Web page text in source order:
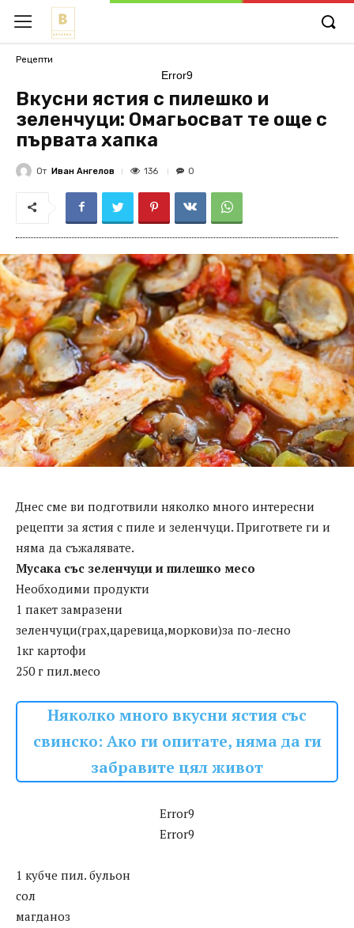
Рецепти
Error9
Вкусни ястия с пилешко и
зеленчуци: Омагьосват те още с
първата хапка
От Иван Ангелов 136 0
Днес сме ви подготвили няколко много интересни
рецепти за ястия с пиле и зеленчуци. Пригответе ги и
няма да съжалявате.
Мусака със зеленчуци и пилешко месо
Необходими продукти
1 пакет замразени
зеленчуци(грах,царевица,моркови)за по-лесно
1кг картофи
250 г пил.месо
Няколко много вкусни ястия със
свинско: Ако ги опитате, няма да ги
забравите цял живот
Error9
Error9
1 кубче пил. бульон
сол
магданоз